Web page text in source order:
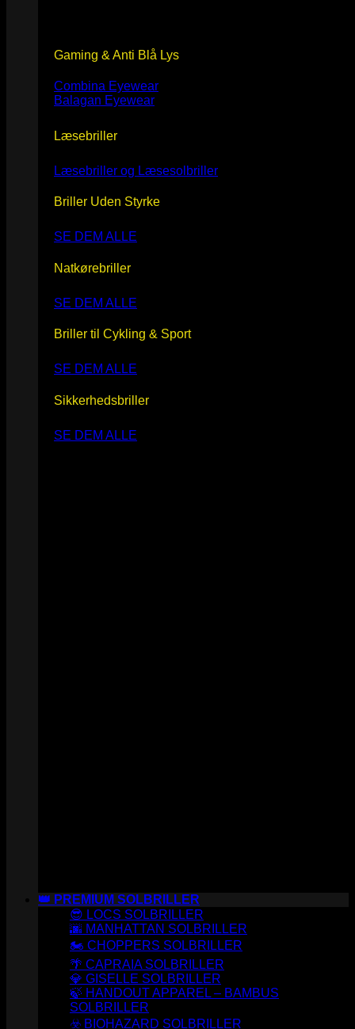
Gaming & Anti Blå Lys
Combina Eyewear
Balagan Eyewear
Læsebriller
Læsebriller og Læsesolbriller
Briller Uden Styrke
SE DEM ALLE
Natkørebriller
SE DEM ALLE
Briller til Cykling & Sport
SE DEM ALLE
Sikkerhedsbriller
SE DEM ALLE
👑 PREMIUM SOLBRILLER
😎 LOCS SOLBRILLER
🌆 MANHATTAN SOLBRILLER
🏍️ CHOPPERS SOLBRILLER
🌴 CAPRAIA SOLBRILLER
💎 GISELLE SOLBRILLER
🍃 HANDOUT APPAREL – BAMBUS
SOLBRILLER
☣️ BIOHAZARD SOLBRILLER